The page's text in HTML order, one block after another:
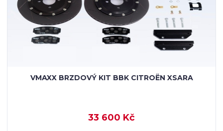
VMAXX BRZDOVÝ KIT BBK CITROËN XSARA
33 600 Kč